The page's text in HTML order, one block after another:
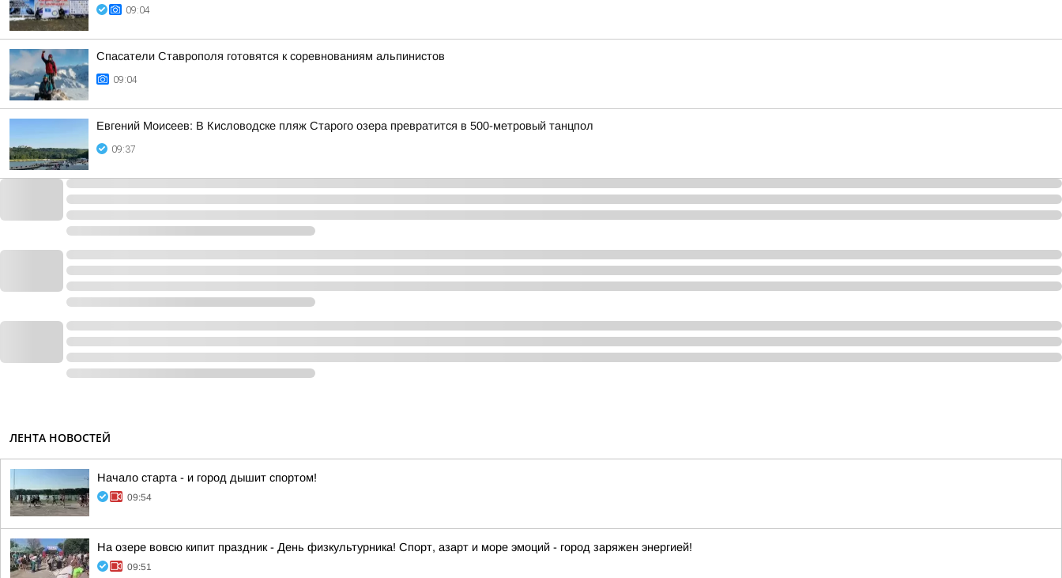
09:04
Спасатели Ставрополя готовятся к соревнованиям альпинистов
09:04
Евгений Моисеев: В Кисловодске пляж Старого озера превратится в 500-метровый танцпол
09:37
ЛЕНТА НОВОСТЕЙ
Начало старта - и город дышит спортом!
09:54
На озере вовсю кипит праздник - День физкультурника! Спорт, азарт и море эмоций - город заряжен энергией!
09:51